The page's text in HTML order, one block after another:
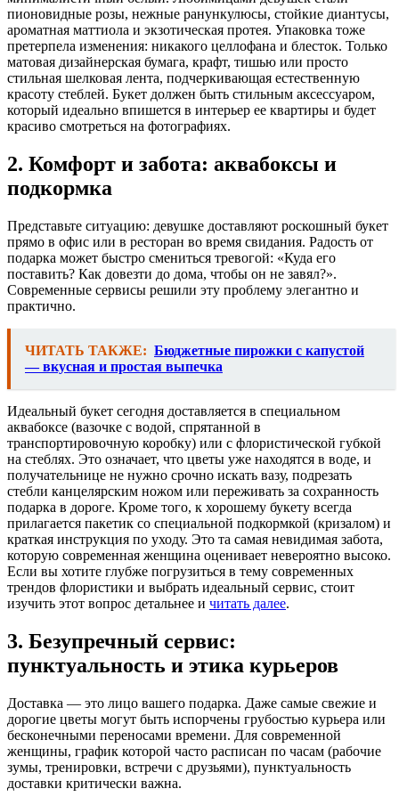
пионовидные розы, нежные ранункулюсы, стойкие диантусы,
ароматная маттиола и экзотическая протея. Упаковка тоже
претерпела изменения: никакого целлофана и блесток. Только
матовая дизайнерская бумага, крафт, тишью или просто
стильная шелковая лента, подчеркивающая естественную
красоту стеблей. Букет должен быть стильным аксессуаром,
который идеально впишется в интерьер ее квартиры и будет
красиво смотреться на фотографиях.
2. Комфорт и забота: аквабоксы и
подкормка
Представьте ситуацию: девушке доставляют роскошный букет
прямо в офис или в ресторан во время свидания. Радость от
подарка может быстро смениться тревогой: «Куда его
поставить? Как довезти до дома, чтобы он не завял?».
Современные сервисы решили эту проблему элегантно и
практично.
ЧИТАТЬ ТАКЖЕ: Бюджетные пирожки с капустой
— вкусная и простая выпечка
Идеальный букет сегодня доставляется в специальном
аквабоксе (вазочке с водой, спрятанной в
транспортировочную коробку) или с флористической губкой
на стеблях. Это означает, что цветы уже находятся в воде, и
получательнице не нужно срочно искать вазу, подрезать
стебли канцелярским ножом или переживать за сохранность
подарка в дороге. Кроме того, к хорошему букету всегда
прилагается пакетик со специальной подкормкой (кризалом) и
краткая инструкция по уходу. Это та самая невидимая забота,
которую современная женщина оценивает невероятно высоко.
Если вы хотите глубже погрузиться в тему современных
трендов флористики и выбрать идеальный сервис, стоит
изучить этот вопрос детальнее и читать далее.
3. Безупречный сервис:
пунктуальность и этика курьеров
Доставка — это лицо вашего подарка. Даже самые свежие и
дорогие цветы могут быть испорчены грубостью курьера или
бесконечными переносами времени. Для современной
женщины, график которой часто расписан по часам (рабочие
зумы, тренировки, встречи с друзьями), пунктуальность
доставки критически важна.